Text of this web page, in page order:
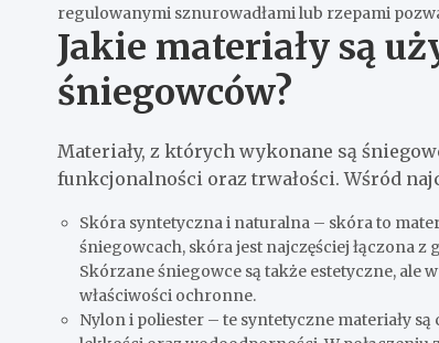
regulowanymi sznurowadłami lub rzepami
Jakie materiały są
śniegowców?
Materiały, z których wykonane są
funkcjonalności oraz trwałości. Wśród
Skóra syntetyczna i naturalna – skóra to
śniegowcach, skóra jest najczęściej łączona
Skórzane śniegowce są także estetyczne, ale
właściwości ochronne.
Nylon i poliester – te syntetyczne materiały